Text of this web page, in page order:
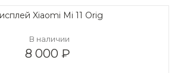
Xiaomi Mi 11 Orig
В наличии
8 000 ₽